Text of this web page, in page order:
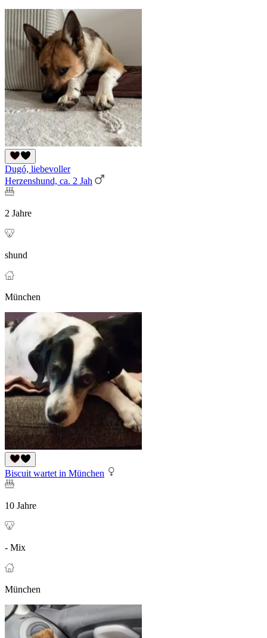
Dugó, liebevoller
Herzenshund, ca. 2 Jah
2 Jahre
shund
München
Biscuit wartet in München
10 Jahre
- Mix
München